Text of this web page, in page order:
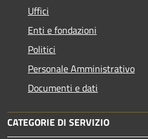
Uffici
Enti e fondazioni
Politici
Personale Amministrativo
Documenti e dati
CATEGORIE DI SERVIZIO